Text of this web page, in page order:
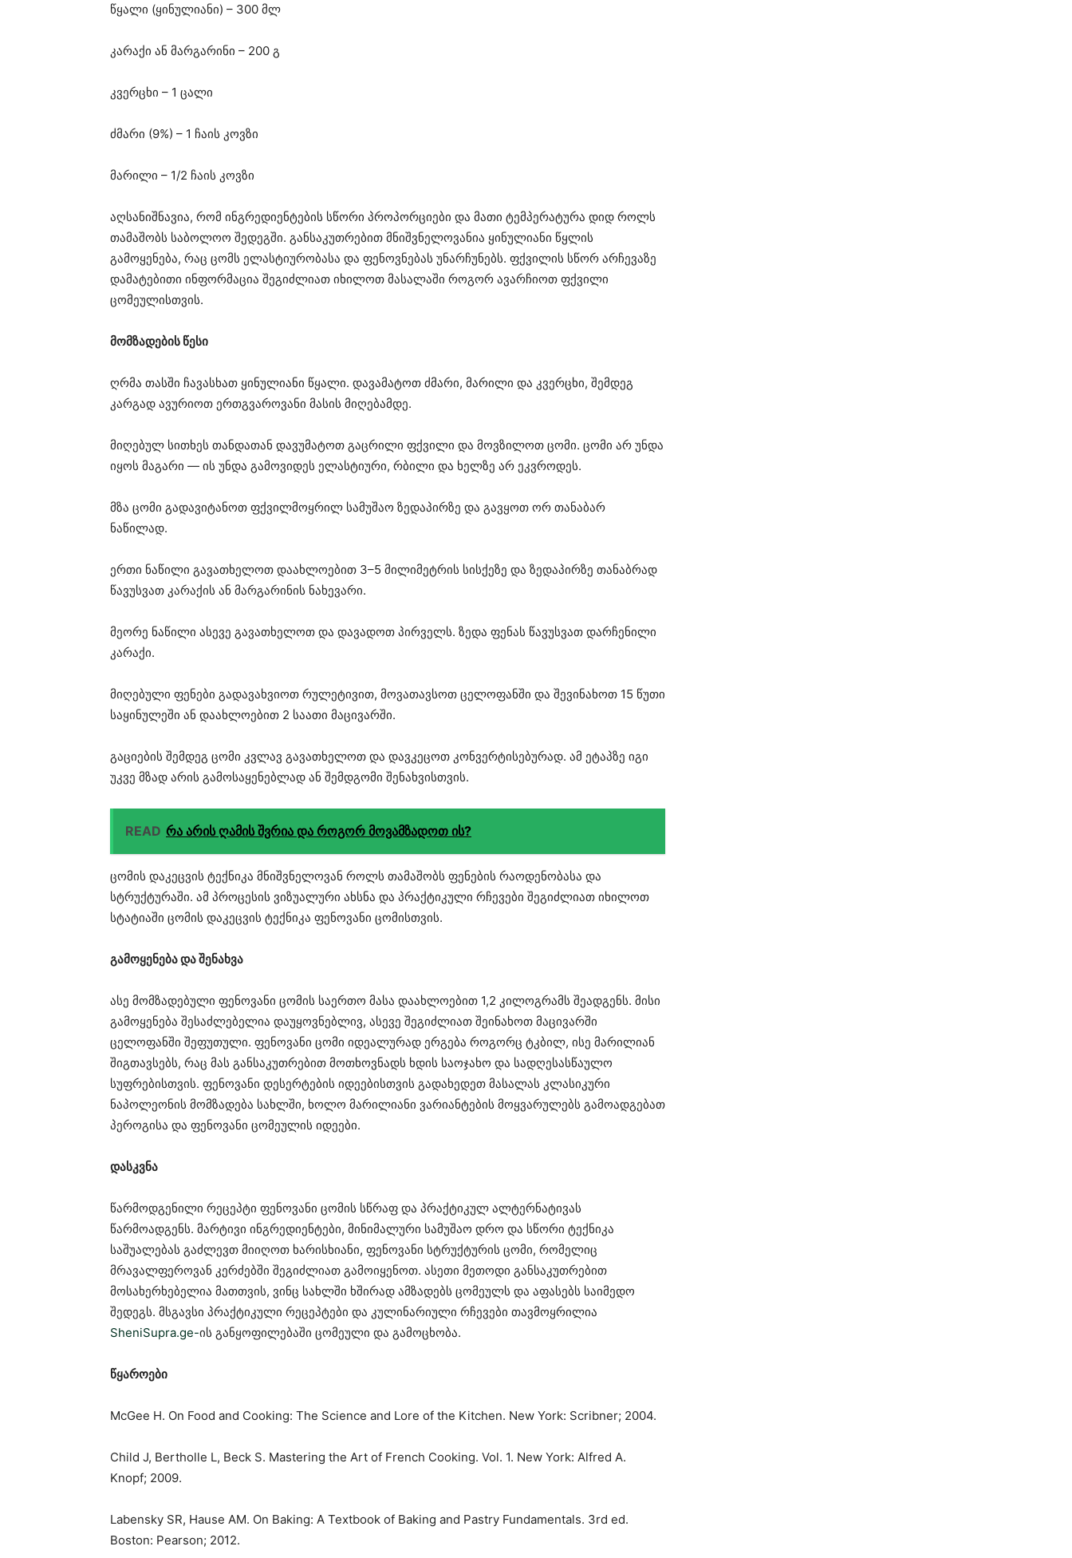
წყალი (ყინულიანი) – 300 მლ
კარაქი ან მარგარინი – 200 გ
კვერცხი – 1 ცალი
ძმარი (9%) – 1 ჩაის კოვზი
მარილი – 1/2 ჩაის კოვზი
აღსანიშნავია, რომ ინგრედიენტების სწორი პროპორციები და მათი ტემპერატურა დიდ როლს
თამაშობს საბოლოო შედეგში. განსაკუთრებით მნიშვნელოვანია ყინულიანი წყლის
გამოყენება, რაც ცომს ელასტიურობასა და ფენოვნებას უნარჩუნებს. ფქვილის სწორ არჩევაზე
დამატებითი ინფორმაცია შეგიძლიათ იხილოთ მასალაში როგორ ავარჩიოთ ფქვილი
ცომეულისთვის.
მომზადების წესი
ღრმა თასში ჩავასხათ ყინულიანი წყალი. დავამატოთ ძმარი, მარილი და კვერცხი, შემდეგ
კარგად ავურიოთ ერთგვაროვანი მასის მიღებამდე.
მიღებულ სითხეს თანდათან დავუმატოთ გაცრილი ფქვილი და მოვზილოთ ცომი. ცომი არ უნდა
იყოს მაგარი — ის უნდა გამოვიდეს ელასტიური, რბილი და ხელზე არ ეკვროდეს.
მზა ცომი გადავიტანოთ ფქვილმოყრილ სამუშაო ზედაპირზე და გავყოთ ორ თანაბარ
ნაწილად.
ერთი ნაწილი გავათხელოთ დაახლოებით 3–5 მილიმეტრის სისქეზე და ზედაპირზე თანაბრად
წავუსვათ კარაქის ან მარგარინის ნახევარი.
მეორე ნაწილი ასევე გავათხელოთ და დავადოთ პირველს. ზედა ფენას წავუსვათ დარჩენილი
კარაქი.
მიღებული ფენები გადავახვიოთ რულეტივით, მოვათავსოთ ცელოფანში და შევინახოთ 15 წუთი
საყინულეში ან დაახლოებით 2 საათი მაცივარში.
გაციების შემდეგ ცომი კვლავ გავათხელოთ და დავკეცოთ კონვერტისებურად. ამ ეტაპზე იგი
უკვე მზად არის გამოსაყენებლად ან შემდგომი შენახვისთვის.
READ რა არის ღამის შვრია და როგორ მოვამზადოთ ის?
ცომის დაკეცვის ტექნიკა მნიშვნელოვან როლს თამაშობს ფენების რაოდენობასა და
სტრუქტურაში. ამ პროცესის ვიზუალური ახსნა და პრაქტიკული რჩევები შეგიძლიათ იხილოთ
სტატიაში ცომის დაკეცვის ტექნიკა ფენოვანი ცომისთვის.
გამოყენება და შენახვა
ასე მომზადებული ფენოვანი ცომის საერთო მასა დაახლოებით 1,2 კილოგრამს შეადგენს. მისი
გამოყენება შესაძლებელია დაუყოვნებლივ, ასევე შეგიძლიათ შეინახოთ მაცივარში
ცელოფანში შეფუთული. ფენოვანი ცომი იდეალურად ერგება როგორც ტკბილ, ისე მარილიან
შიგთავსებს, რაც მას განსაკუთრებით მოთხოვნადს ხდის საოჯახო და სადღესასწაულო
სუფრებისთვის. ფენოვანი დესერტების იდეებისთვის გადახედეთ მასალას კლასიკური
ნაპოლეონის მომზადება სახლში, ხოლო მარილიანი ვარიანტების მოყვარულებს გამოადგებათ
პეროგისა და ფენოვანი ცომეულის იდეები.
დასკვნა
წარმოდგენილი რეცეპტი ფენოვანი ცომის სწრაფ და პრაქტიკულ ალტერნატივას
წარმოადგენს. მარტივი ინგრედიენტები, მინიმალური სამუშაო დრო და სწორი ტექნიკა
საშუალებას გაძლევთ მიიღოთ ხარისხიანი, ფენოვანი სტრუქტურის ცომი, რომელიც
მრავალფეროვან კერძებში შეგიძლიათ გამოიყენოთ. ასეთი მეთოდი განსაკუთრებით
მოსახერხებელია მათთვის, ვინც სახლში ხშირად ამზადებს ცომეულს და აფასებს საიმედო
შედეგს. მსგავსი პრაქტიკული რეცეპტები და კულინარიული რჩევები თავმოყრილია
SheniSupra.ge-ის განყოფილებაში ცომეული და გამოცხობა.
წყაროები
McGee H. On Food and Cooking: The Science and Lore of the Kitchen. New York: Scribner; 2004.
Child J, Bertholle L, Beck S. Mastering the Art of French Cooking. Vol. 1. New York: Alfred A.
Knopf; 2009.
Labensky SR, Hause AM. On Baking: A Textbook of Baking and Pastry Fundamentals. 3rd ed.
Boston: Pearson; 2012.